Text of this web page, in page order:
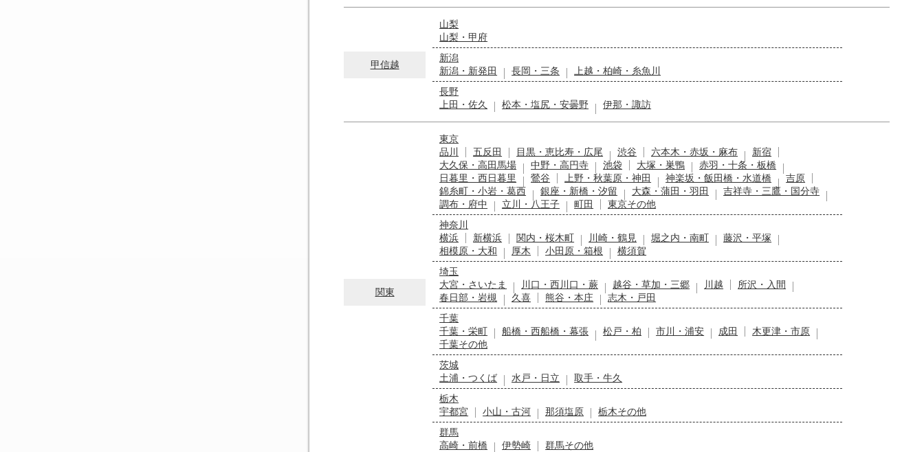
甲信越
山梨
山梨・甲府
新潟
新潟・新発田
長岡・三条
上越・柏崎・糸魚川
長野
上田・佐久
松本・塩尻・安曇野 伊那・諏訪
関東
東京
品川
五反田 目黒・恵比寿・広尾 渋谷 六本木・赤坂・麻布
新宿
大久保・高田馬場
中野・高円寺 池袋 大塚・巣鴨
赤羽・十条・板橋
日暮里・西日暮里
鶯谷 上野・秋葉原・神田 神楽坂・飯田橋・水道橋
吉原
錦糸町・小岩・葛西
銀座・新橋・汐留 大森・蒲田・羽田
吉祥寺・三鷹・国分寺
調布・府中
立川・八王子 町田
東京その他
神奈川
横浜
新横浜 関内・桜木町 川崎・鶴見 堀之内・南町
藤沢・平塚
相模原・大和
厚木 小田原・箱根
横須賀
埼玉
大宮・さいたま
川口・西川口・蕨 越谷・草加・三郷 川越
所沢・入間
春日部・岩槻
久喜 熊谷・本庄
志木・戸田
千葉
千葉・栄町
船橋・西船橋・幕張 松戸・柏 市川・浦安 成田
木更津・市原
千葉その他
茨城
土浦・つくば
水戸・日立
取手・牛久
栃木
宇都宮
小山・古河 那須塩原
栃木その他
群馬
高崎・前橋
伊勢崎 群馬その他